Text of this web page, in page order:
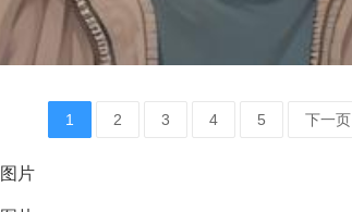
1 2 3 4 5 下一页
片